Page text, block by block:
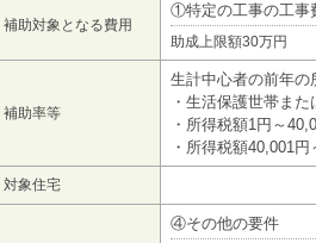
補助対象となる費用
①特定の工事の工事
助成上限額30万円
補助率等
生計中心者の前年の
・生活保護世帯ま
・所得税額1円～
・所得税額40,001
対象住宅
④その他の要件